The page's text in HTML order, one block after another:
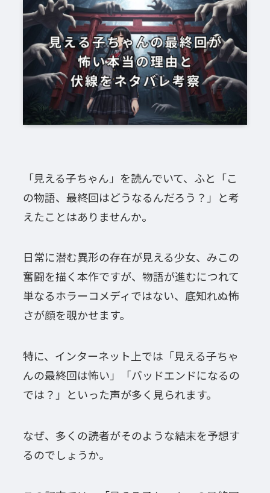
「見える子ちゃん」を読んでいて、ふと「こ
の物語、最終回はどうなるんだろう？」と考
えたことはありませんか。
日常に潜む異形の存在が見える少女、みこの
奮闘を描く本作ですが、物語が進むにつれて
単なるホラーコメディではない、底知れぬ怖
さが顔を覗かせます。
特に、インターネット上では「見える子ちゃ
んの最終回は怖い」「バッドエンドになるの
では？」といった声が多く見られます。
なぜ、多くの読者がそのような結末を予想す
るのでしょうか。